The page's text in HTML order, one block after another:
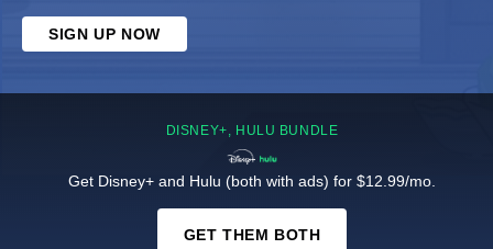
SIGN UP NOW
DISNEY+, HULU BUNDLE
Get Disney+ and Hulu (both with ads) for $12.99/mo.
GET THEM BOTH